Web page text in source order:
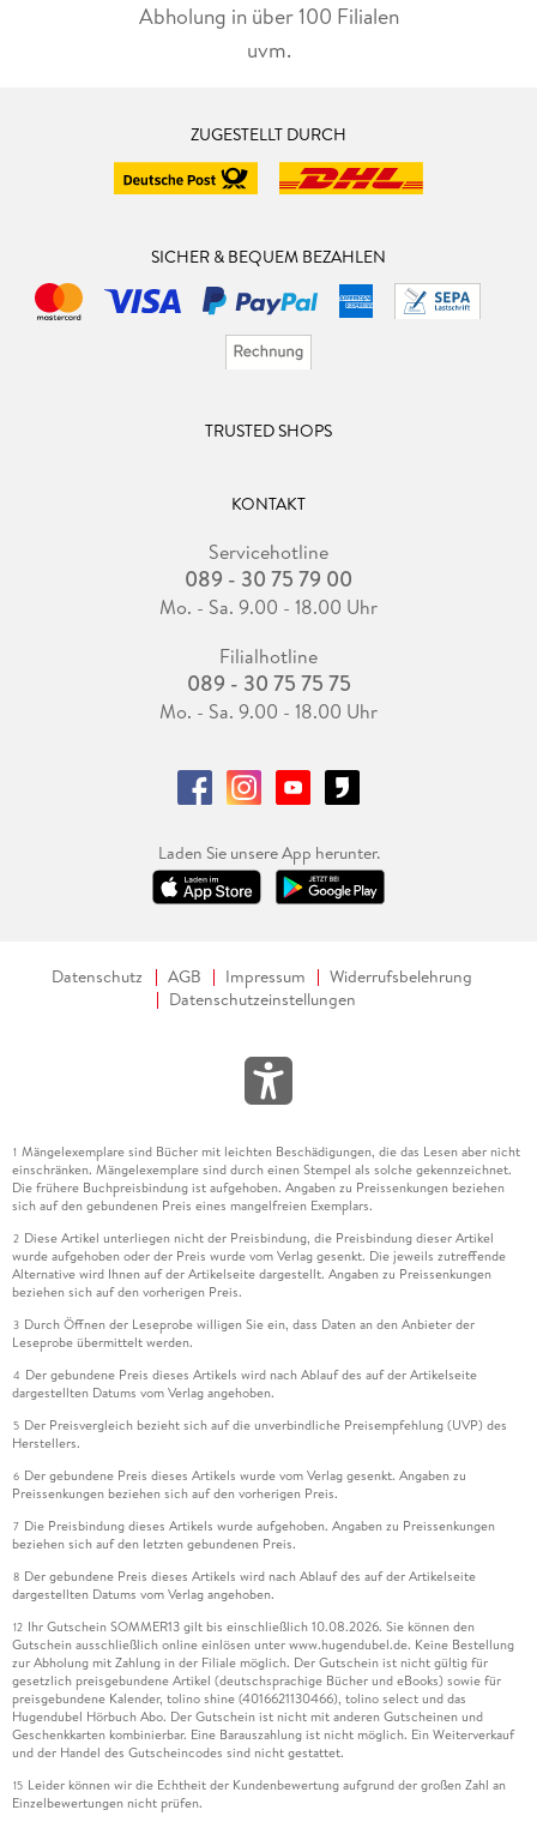
Abholung in über 100 Filialen
uvm.
ZUGESTELLT DURCH
SICHER & BEQUEM BEZAHLEN
TRUSTED SHOPS
KONTAKT
Servicehotline
089 - 30 75 79 00
Mo. - Sa. 9.00 - 18.00 Uhr
Filialhotline
089 - 30 75 75 75
Mo. - Sa. 9.00 - 18.00 Uhr
Laden Sie unsere App herunter.
Datenschutz AGB Impressum
Widerrufsbelehrung
Datenschutzeinstellungen
1 Mängelexemplare sind Bücher mit leichten Beschädigungen, die das Lesen aber nicht
einschränken. Mängelexemplare sind durch einen Stempel als solche gekennzeichnet.
Die frühere Buchpreisbindung ist aufgehoben. Angaben zu Preissenkungen beziehen
sich auf den gebundenen Preis eines mangelfreien Exemplars.
2 Diese Artikel unterliegen nicht der Preisbindung, die Preisbindung dieser Artikel
wurde aufgehoben oder der Preis wurde vom Verlag gesenkt. Die jeweils zutreffende
Alternative wird Ihnen auf der Artikelseite dargestellt. Angaben zu Preissenkungen
beziehen sich auf den vorherigen Preis.
3 Durch Öffnen der Leseprobe willigen Sie ein, dass Daten an den Anbieter der
Leseprobe übermittelt werden.
4 Der gebundene Preis dieses Artikels wird nach Ablauf des auf der Artikelseite
dargestellten Datums vom Verlag angehoben.
5 Der Preisvergleich bezieht sich auf die unverbindliche Preisempfehlung (UVP) des
Herstellers.
6 Der gebundene Preis dieses Artikels wurde vom Verlag gesenkt. Angaben zu
Preissenkungen beziehen sich auf den vorherigen Preis.
7 Die Preisbindung dieses Artikels wurde aufgehoben. Angaben zu Preissenkungen
beziehen sich auf den letzten gebundenen Preis.
8 Der gebundene Preis dieses Artikels wird nach Ablauf des auf der Artikelseite
dargestellten Datums vom Verlag angehoben.
12 Ihr Gutschein SOMMER13 gilt bis einschließlich 10.08.2026. Sie können den
Gutschein ausschließlich online einlösen unter www.hugendubel.de. Keine Bestellung
zur Abholung mit Zahlung in der Filiale möglich. Der Gutschein ist nicht gültig für
gesetzlich preisgebundene Artikel (deutschsprachige Bücher und eBooks) sowie für
preisgebundene Kalender, tolino shine (4016621130466), tolino select und das
Hugendubel Hörbuch Abo. Der Gutschein ist nicht mit anderen Gutscheinen und
Geschenkkarten kombinierbar. Eine Barauszahlung ist nicht möglich. Ein Weiterverkauf
und der Handel des Gutscheincodes sind nicht gestattet.
15 Leider können wir die Echtheit der Kundenbewertung aufgrund der großen Zahl an
Einzelbewertungen nicht prüfen.